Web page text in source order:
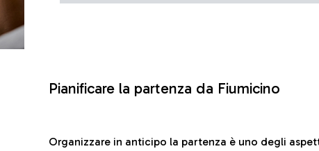
Pianificare la partenza da Fiumicino
Organizzare in anticipo la partenza è uno degli